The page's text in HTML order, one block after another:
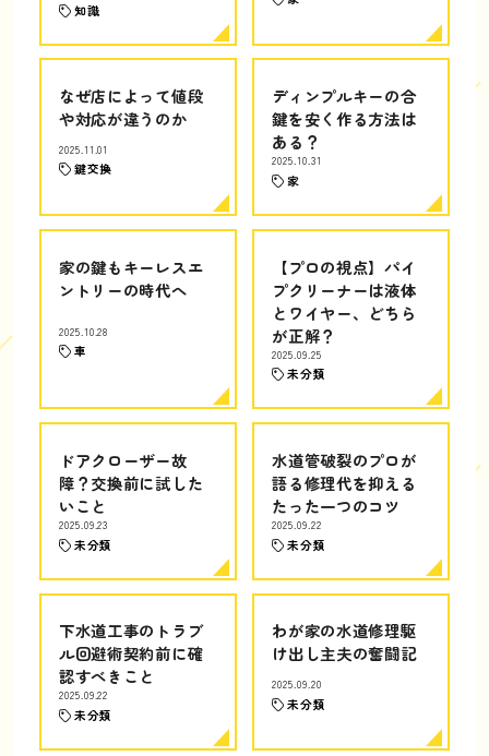
知識
なぜ店によって値段
や対応が違うのか
2025.11.01
鍵交換
ディンプルキーの合
鍵を安く作る方法は
ある？
2025.10.31
家
家の鍵もキーレスエ
ントリーの時代へ
2025.10.28
車
【プロの視点】パイ
プクリーナーは液体
とワイヤー、どちら
が正解？
2025.09.25
未分類
ドアクローザー故
障？交換前に試した
いこと
2025.09.23
未分類
水道管破裂のプロが
語る修理代を抑える
たった一つのコツ
2025.09.22
未分類
下水道工事のトラブ
ル回避術契約前に確
認すべきこと
2025.09.22
未分類
わが家の水道修理駆
け出し主夫の奮闘記
2025.09.20
未分類